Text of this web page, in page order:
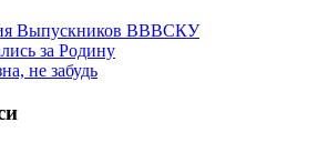
Выпускников ВВВСКУ
за Родину
не забудь